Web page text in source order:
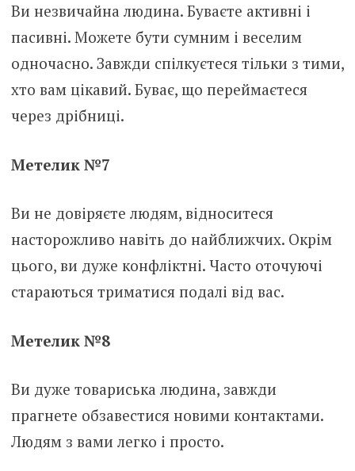
Ви незвичайна людина. Буваєте активні і
пасивні. Можете бути сумним і веселим
одночасно. Завжди спілкуєтеся тільки з тими,
хто вам цікавий. Буває, що переймаєтеся
через дрібниці.
Метелик №7
Ви не довіряєте людям, відноситеся
насторожливо навіть до найближчих. Окрім
цього, ви дуже конфліктні. Часто оточуючі
стараються триматися подалі від вас.
Метелик №8
Ви дуже товариська людина, завжди
прагнете обзавестися новими контактами.
Людям з вами легко і просто.